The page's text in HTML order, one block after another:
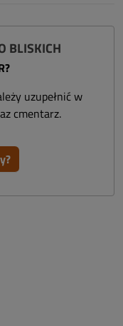
BLISKICH
uzupełnić w
cmentarz.